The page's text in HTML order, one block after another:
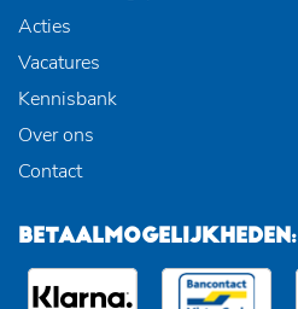
Acties
Vacatures
Kennisbank
Over ons
Contact
BETAALMOGELIJKHEDEN: